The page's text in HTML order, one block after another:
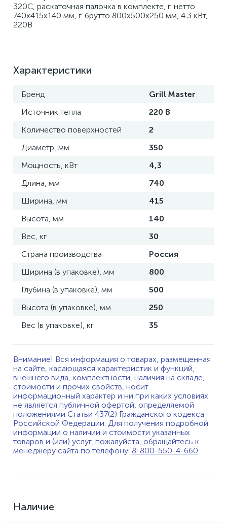
320С, раскаточная палочка в комплекте, г. нетто
740х415х140 мм, г. брутто 800х500х250 мм, 4.3 кВт,
220В
Характеристики
Бренд
Grill Master
Источник тепла
220 В
Количество поверхностей
2
Диаметр, мм
350
Мощность, кВт
4,3
Длина, мм
740
Ширина, мм
415
Высота, мм
140
Вес, кг
30
Страна производства
Россия
Ширина (в упаковке), мм
800
Глубина (в упаковке), мм
500
Высота (в упаковке), мм
250
Вес (в упаковке), кг
35
Внимание! Вся информация о товарах, размещенная
на сайте, касающаяся характеристик и функций,
внешнего вида, комплектности, наличия на складе,
стоимости и прочих свойств, носит
информационный характер и ни при каких условиях
не является публичной офертой, определяемой
положениями Статьи 437(2) Гражданского кодекса
Российской Федерации. Для получения подробной
информации о наличии и стоимости указанных
товаров и (или) услуг, пожалуйста, обращайтесь к
менеджеру сайта по телефону: 8-800-550-4-660
Наличие